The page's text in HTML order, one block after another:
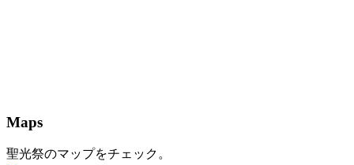
Maps
聖光祭のマップをチェック。